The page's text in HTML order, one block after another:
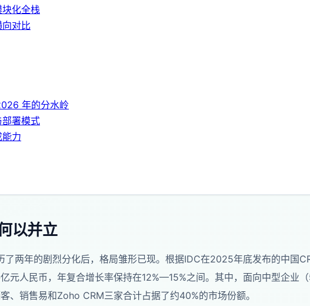
化全栈
对比
年的分水岭
部署模式
力
以并立
两年的剧烈分化后，格局雏形已现。根据IDC在2025年底发布的中国
元人民币，年复合增长率保持在12%—15%之间。其中，面向中型企业
、销售易和Zoho CRM三家合计占据了约40%的市场份额。